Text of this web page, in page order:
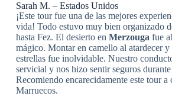
Sarah M. – Estados Unidos
¡Este tour fue una de las mejores
vida! Todo estuvo muy bien organizado
hasta Fez. El desierto en Merzouga fue
mágico. Montar en camello al atardecer
estrellas fue inolvidable. Nuestro
servicial y nos hizo sentir seguros
Recomiendo encarecidamente este tour
Marruecos.